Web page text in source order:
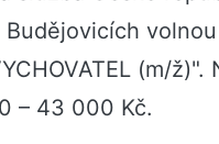
Budějovicích
(m/ž)".
– 43 000 Kč.